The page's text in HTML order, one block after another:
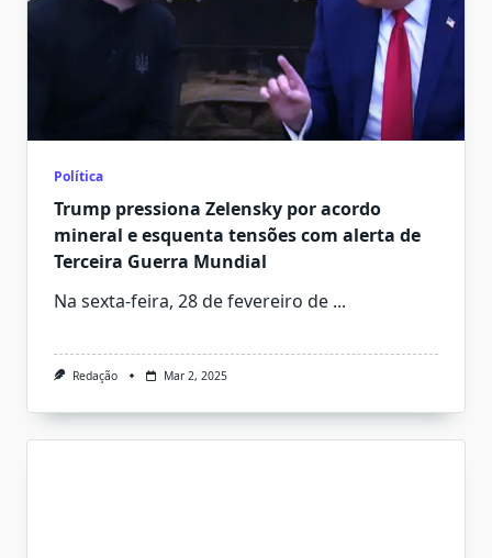
Política
Trump pressiona Zelensky por acordo
mineral e esquenta tensões com alerta de
Terceira Guerra Mundial
Na sexta-feira, 28 de fevereiro de ...
Redação Mar 2, 2025